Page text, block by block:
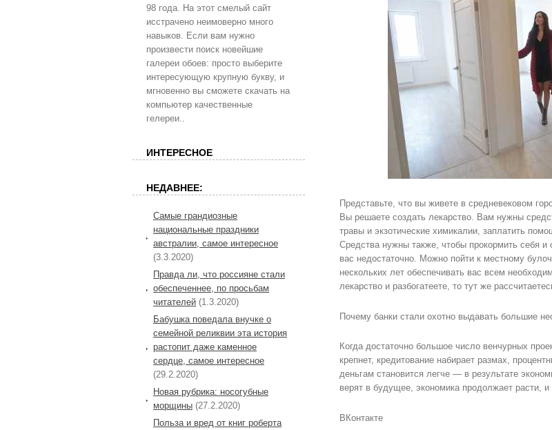
Представьте, что вы живете в средневековом
Вы решаете создать лекарство. Вам нужны
травы и экзотические химикалии, заплатить
Средства нужны также, чтобы прокормить себя
вас недостаточно. Можно пойти к местному
нескольких лет обеспечивать вас всем
лекарство и разбогатеете, то тут же
Почему банки стали охотно выдавать большие
Когда достаточно большое число венчурных
крепнет, кредитование набирает размах,
деньгам становится легче — в результате
верят в будущее, экономика продолжает расти, и
ВКонтакте
98 года. На этот смелый сайт
исстрачено неимоверно много
навыков. Если вам нужно
произвести поиск новейшие
галереи обоев: просто выберите
интересующую крупную букву, и
мгновенно вы сможете скачать на
компьютер качественные
гелереи..
ИНТЕРЕСНОЕ
НЕДАВНЕЕ:
Самые грандиозные
национальные праздники
австралии, самое интересное
(3.3.2020)
Правда ли, что россияне стали
обеспеченнее, по просьбам
читателей (1.3.2020)
Бабушка поведала внучке о
семейной реликвии эта история
растопит даже каменное
сердце, самое интересное
(29.2.2020)
Новая рубрика: носогубные
морщины (27.2.2020)
Польза и вред от книг роберта